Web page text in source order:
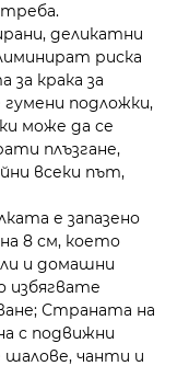
деликатни
риска
крака за
гумени подложки,
може да се
плъзгане,
всеки път,
е запазено
8 см, което
и домашни
избягвате
Страната на
с подвижни
шалове, чанти и